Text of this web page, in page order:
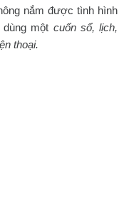
nắm được tình hình
một cuốn sổ, lịch,
thoại.